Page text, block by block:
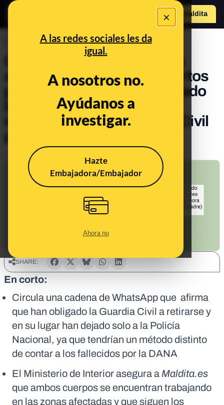
×
A las redes sociales les da
igual.
A nosotros no.
Ayúdanos a
investigar.
Hazte
Embajadora/Embajador
Ahora no
Hazte Maldito
Cuidado con la cadena que
afirma que hay ya 419 muertos
por la DANA y que han quitado
las competencias de
identificación a la Guardia Civil
Publicado el
SHARE:
En corto:
Circula una cadena de WhatsApp que afirma
que han obligado la Guardia Civil a retirarse y
en su lugar han dejado solo a la Policía
Nacional, ya que tendrían un método distinto
de contar a los fallecidos por la DANA
El Ministerio de Interior asegura a Maldita.es
que ambos cuerpos se encuentran trabajando
en las zonas afectadas y que siguen los